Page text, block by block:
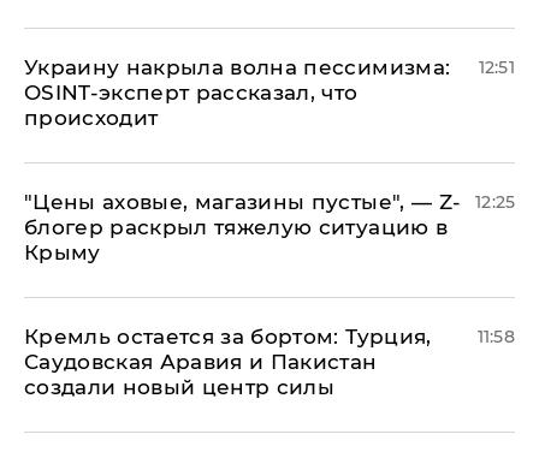
​Украину накрыла волна пессимизма:
OSINT-эксперт рассказал, что
происходит
12:51
​"Цены аховые, магазины пустые", — Z-
блогер раскрыл тяжелую ситуацию в
Крыму
12:25
​Кремль остается за бортом: Турция,
Саудовская Аравия и Пакистан
создали новый центр силы
11:58